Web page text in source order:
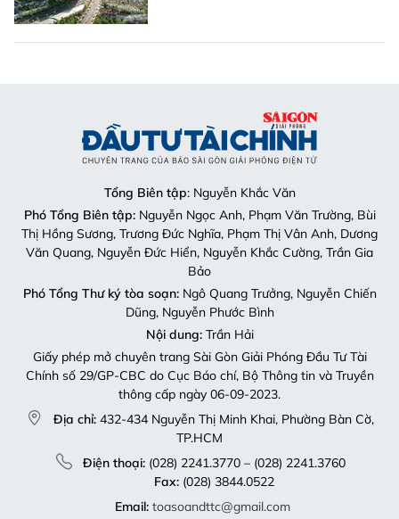
Tổng Biên tập: Nguyễn Khắc Văn
Phó Tổng Biên tập:Nguyễn Ngọc Anh, Phạm Văn Trường, Bùi
Thị Hồng Sương, Trương Đức Nghĩa, Phạm Thị Vân Anh, Dương
Văn Quang, Nguyễn Đức Hiển, Nguyễn Khắc Cường, Trần Gia
Bảo
Phó Tổng Thư ký tòa soạn:Ngô Quang Trưởng, Nguyễn Chiến
Dũng, Nguyễn Phước Bình
Nội dung:Trần Hải
Giấy phép mở chuyên trang Sài Gòn Giải Phóng Đầu Tư Tài
Chính số 29/GP-CBC do Cục Báo chí, Bộ Thông tin và Truyền
thông cấp ngày 06-09-2023.
Địa chỉ: 432-434 Nguyễn Thị Minh Khai, Phường Bàn Cờ,
TP.HCM
Điện thoại:(028) 2241.3770 – (028) 2241.3760
Fax:(028) 3844.0522
Email: toasoandttc@gmail.com